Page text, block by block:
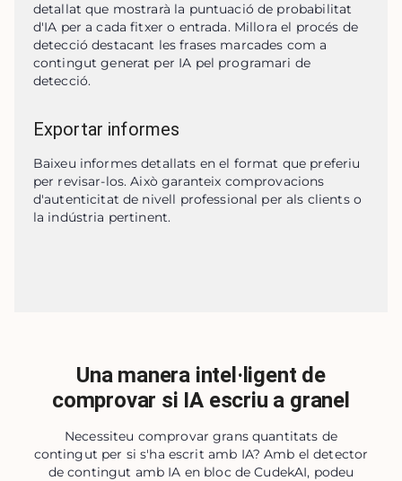
detallat que mostrarà la puntuació de probabilitat
d'IA per a cada fitxer o entrada. Millora el procés de
detecció destacant les frases marcades com a
contingut generat per IA pel programari de
detecció.
Exportar informes
Baixeu informes detallats en el format que preferiu
per revisar-los. Això garanteix comprovacions
d'autenticitat de nivell professional per als clients o
la indústria pertinent.
Una manera intel·ligent de
comprovar si IA escriu a granel
Necessiteu comprovar grans quantitats de
contingut per si s'ha escrit amb IA? Amb el detector
de contingut amb IA en bloc de CudekAI, podeu